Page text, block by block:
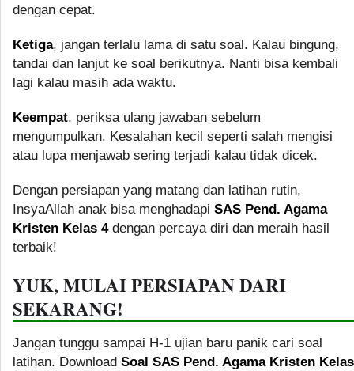
dengan cepat.
Ketiga, jangan terlalu lama di satu soal. Kalau bingung,
tandai dan lanjut ke soal berikutnya. Nanti bisa kembali
lagi kalau masih ada waktu.
Keempat, periksa ulang jawaban sebelum
mengumpulkan. Kesalahan kecil seperti salah mengisi
atau lupa menjawab sering terjadi kalau tidak dicek.
Dengan persiapan yang matang dan latihan rutin,
InsyaAllah anak bisa menghadapi SAS Pend. Agama
Kristen Kelas 4dengan percaya diri dan meraih hasil
terbaik!
YUK, MULAI PERSIAPAN DARI
SEKARANG!
Jangan tunggu sampai H-1 ujian baru panik cari soal
latihan. Download Soal SAS Pend. Agama Kristen Kelas